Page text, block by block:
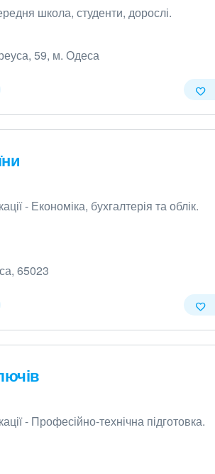
школа, студенти, дорослі.
59, м. Одеса
- Економіка, бухгалтерія та облік.
65023
- Професійно-технічна підготовка.